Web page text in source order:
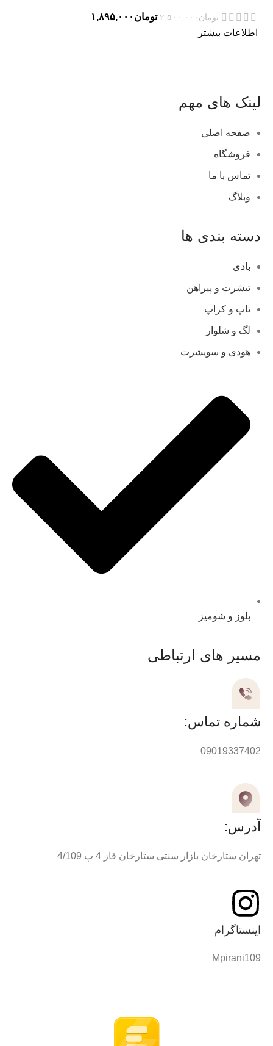
تومان۲,۵۰۰,۰۰۰ تومان ۱,۸۹۵,۰۰۰
اطلاعات بیشتر
لینک های مهم
صفحه اصلی
فروشگاه
تماس با ما
وبلاگ
دسته بندی ها
بادی
تیشرت و پیراهن
تاپ و کراپ
لگ و شلوار
هودی و سویشرت
بلوز و شومیز
مسیر های ارتباطی
شماره تماس:
09019337402
آدرس:
تهران ستارخان بازار سنتی ستارخان فاز 4 پ 4/109
اینستاگرام
Mpirani109